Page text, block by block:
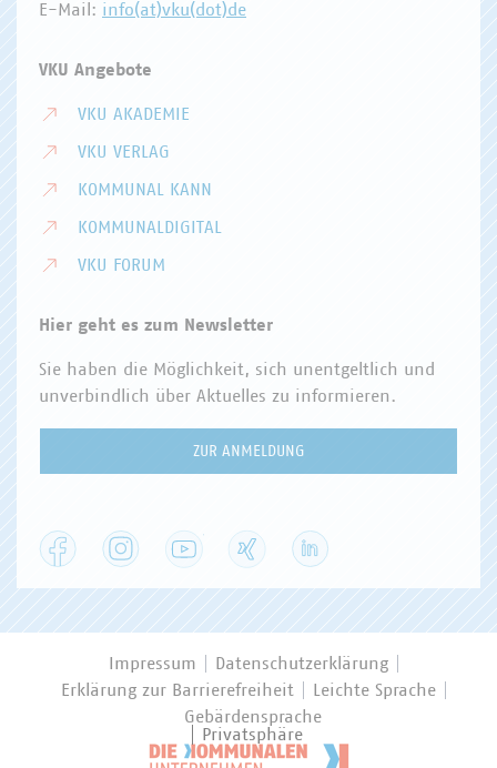
E-Mail: info(at)vku(dot)de
VKU Angebote
VKU AKADEMIE
VKU VERLAG
KOMMUNAL KANN
KOMMUNALDIGITAL
VKU FORUM
Hier geht es zum Newsletter
Sie haben die Möglichkeit, sich unentgeltlich und
unverbindlich über Aktuelles zu informieren.
ZUR ANMELDUNG
Facebook Instagram YouTube
Impressum
Datenschutzerklärung
Erklärung zur Barrierefreiheit
Leichte Sprache
Gebärdensprache
Privatsphäre